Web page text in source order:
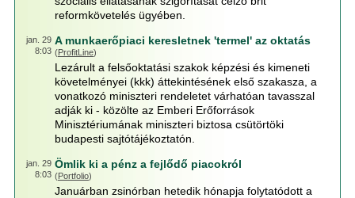
reformkövetelés ügyében.
jan. 29
8:03
A munkaerőpiaci keresletnek 'termel' az oktatás
(ProfitLine)
Lezárult a felsőoktatási szakok képzési és kimeneti
követelményei (kkk) áttekintésének első szakasza, a
vonatkozó miniszteri rendeletet várhatóan tavasszal
adják ki - közölte az Emberi Erőforrások
Minisztériumának miniszteri biztosa csütörtöki
budapesti sajtótájékoztatón.
jan. 29
8:03
Ömlik ki a pénz a fejlődő piacokról
(Portfolio)
Januárban zsinórban hetedik hónapja folytatódott a